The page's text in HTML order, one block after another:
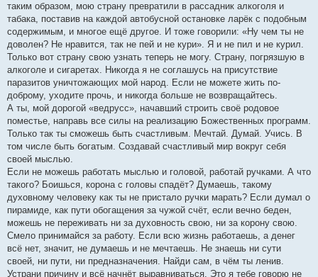
таким образом, мою страну превратили в рассадник алкоголя и
табака, поставив на каждой автобусной остановке ларёк с подобным
содержимым, и многое ещё другое. И тоже говорили: «Ну чем ты не
доволен? Не нравится, так не пей и не кури». Я и не пил и не курил.
Только вот страну свою узнать теперь не могу. Страну, погрязшую в
алкоголе и сигаретах. Никогда я не соглашусь на присутствие
паразитов уничтожающих мой народ. Если не можете жить по-
доброму, уходите прочь, и никогда больше не возвращайтесь.
А ты, мой дорогой «ведрусс», начавший строить своё родовое
поместье, направь все силы на реализацию Божественных программ.
Только так ты сможешь быть счастливым. Мечтай. Думай. Учись. В
том числе быть богатым. Создавай счастливый мир вокруг себя
своей мыслью.
Если не можешь работать мыслью и головой, работай ручками. А что
такого? Боишься, корона с головы спадёт? Думаешь, такому
духовному человеку как ты не пристало ручки марать? Если думал о
пирамиде, как пути обогащения за чужой счёт, если вечно беден,
можешь не переживать ни за духовность свою, ни за корону свою.
Смело принимайся за работу. Если всю жизнь работаешь, а денег
всё нет, значит, не думаешь и не мечтаешь. Не знаешь ни сути
своей, ни пути, ни предназначения. Найди сам, в чём ты ленив.
Устрани причину и всё начнёт выравниваться. Это я тебе говорю не